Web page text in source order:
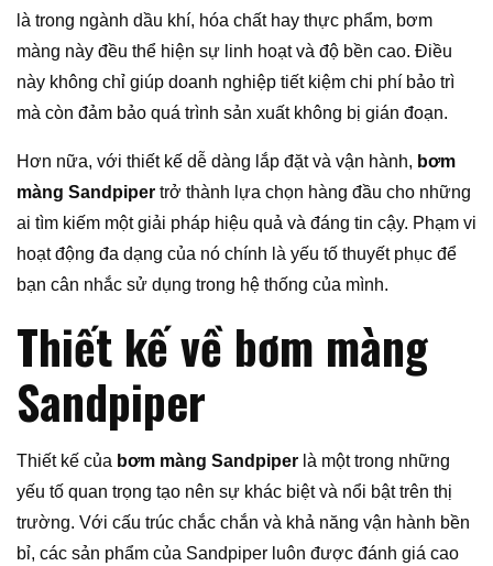
là trong ngành dầu khí, hóa chất hay thực phẩm, bơm
màng này đều thể hiện sự linh hoạt và độ bền cao. Điều
này không chỉ giúp doanh nghiệp tiết kiệm chi phí bảo trì
mà còn đảm bảo quá trình sản xuất không bị gián đoạn.
Hơn nữa, với thiết kế dễ dàng lắp đặt và vận hành, bơm
màng Sandpiper trở thành lựa chọn hàng đầu cho những
ai tìm kiếm một giải pháp hiệu quả và đáng tin cậy. Phạm vi
hoạt động đa dạng của nó chính là yếu tố thuyết phục để
bạn cân nhắc sử dụng trong hệ thống của mình.
Thiết kế về bơm màng
Sandpiper
Thiết kế của bơm màng Sandpiper là một trong những
yếu tố quan trọng tạo nên sự khác biệt và nổi bật trên thị
trường. Với cấu trúc chắc chắn và khả năng vận hành bền
bỉ, các sản phẩm của Sandpiper luôn được đánh giá cao